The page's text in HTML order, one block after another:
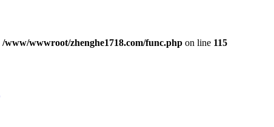
/www/wwwroot/zhenghe1718.com/func.php on line 115